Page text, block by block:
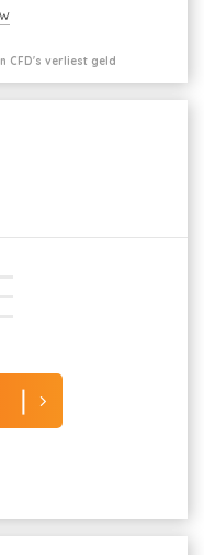
CFD's verliest geld